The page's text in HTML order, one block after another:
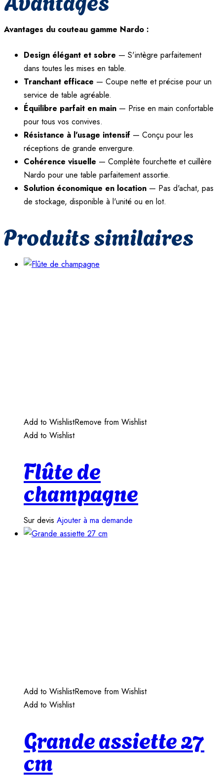
Avantages du couteau gamme Nardo :
Design élégant et sobre — S'intègre parfaitement
dans toutes les mises en table.
Tranchant efficace — Coupe nette et précise pour un
service de table agréable.
Équilibre parfait en main — Prise en main confortable
pour tous vos convives.
Résistance à l'usage intensif — Conçu pour les
réceptions de grande envergure.
Cohérence visuelle — Complète fourchette et cuillère
Nardo pour une table parfaitement assortie.
Solution économique en location — Pas d'achat, pas
de stockage, disponible à l'unité ou en lot.
Produits similaires
Add to WishlistRemove from Wishlist
Add to Wishlist
Flûte de
champagne
Sur devis Ajouter à ma demande
Add to WishlistRemove from Wishlist
Add to Wishlist
Grande assiette 27
cm